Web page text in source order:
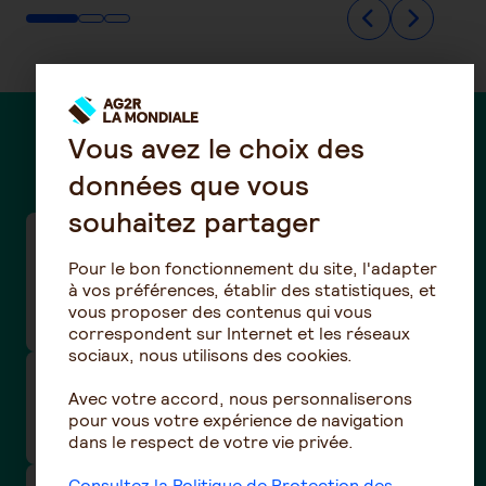
Des questions ?
Taux de cotisations frais de santé de la
convention collective de la Boucherie-
charcuterie / Boucherie hippophagique (n°3101
- IDCC 992)
convention collective nationale Eclat
(Animation) -(N°3246 - IDCC 1518)
Vous avez le choix des
données que vous
souhaitez partager
Pour le bon fonctionnement du site, l'adapter
à vos préférences, établir des statistiques, et
vous proposer des contenus qui vous
correspondent sur Internet et les réseaux
sociaux, nous utilisons des cookies.
Avec votre accord, nous personnaliserons
pour vous votre expérience de navigation
dans le respect de votre vie privée.